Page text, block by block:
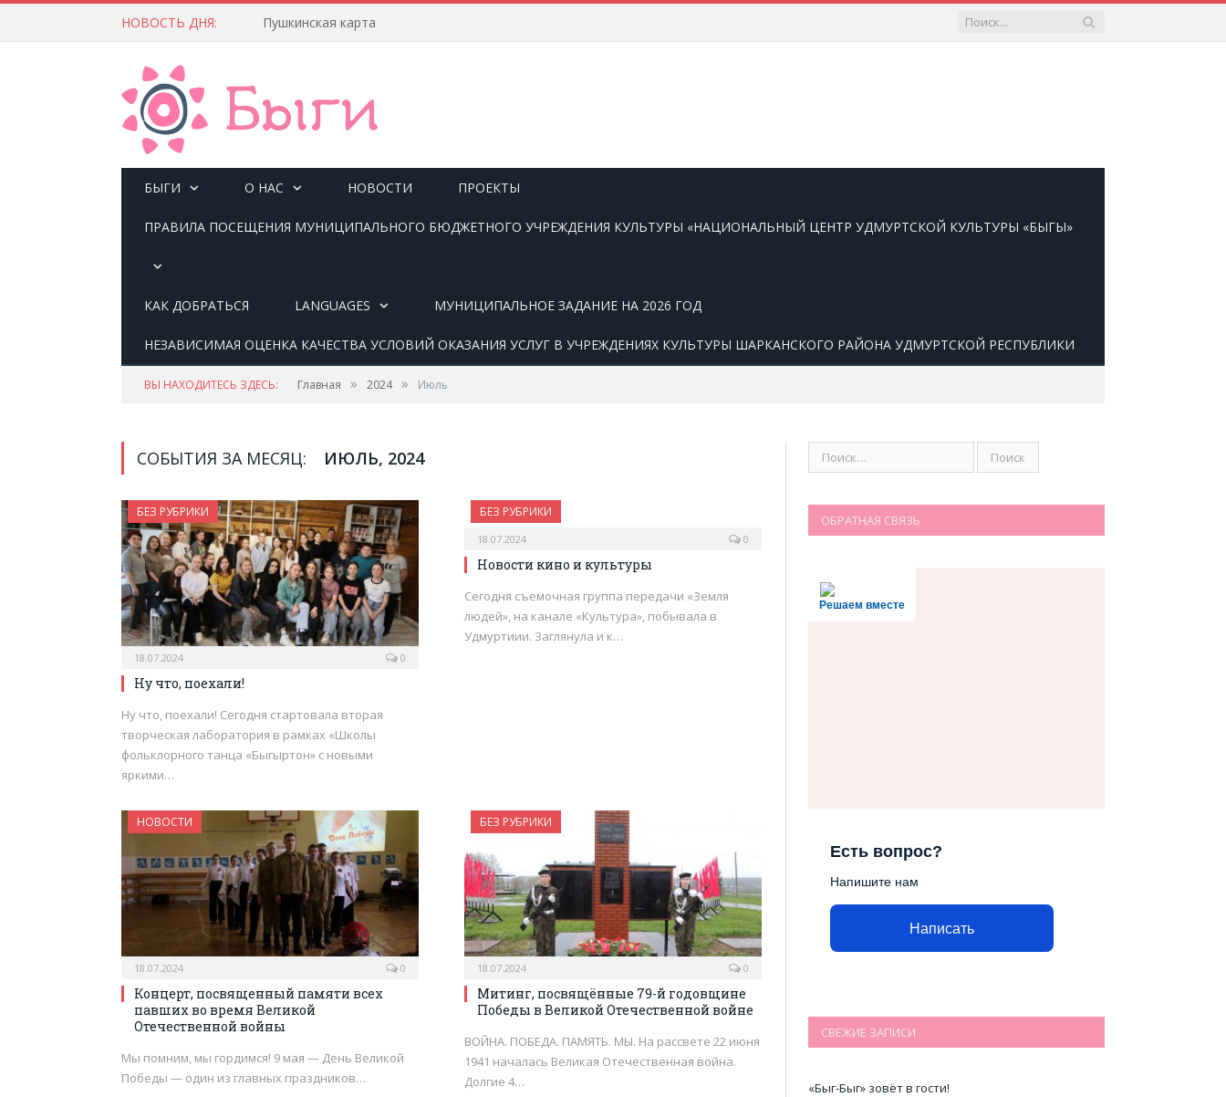
НОВОСТЬ ДНЯ: Пушкинская карта
БЫГИ О НАС НОВОСТИ ПРОЕКТЫ
ПРАВИЛА ПОСЕЩЕНИЯ МУНИЦИПАЛЬНОГО БЮДЖЕТНОГО УЧРЕЖДЕНИЯ КУЛЬТУРЫ «НАЦИОНАЛЬНЫЙ ЦЕНТР УДМУРТСКОЙ КУЛЬТУРЫ «БЫГЫ»
КАК ДОБРАТЬСЯ LANGUAGES МУНИЦИПАЛЬНОЕ ЗАДАНИЕ НА 2026 ГОД
НЕЗАВИСИМАЯ ОЦЕНКА КАЧЕСТВА УСЛОВИЙ ОКАЗАНИЯ УСЛУГ В УЧРЕЖДЕНИЯХ КУЛЬТУРЫ ШАРКАНСКОГО РАЙОНА УДМУРТСКОЙ РЕСПУБЛИКИ
ВЫ НАХОДИТЕСЬ ЗДЕСЬ: Главная » 2024 » Июль
СОБЫТИЯ ЗА МЕСЯЦ: ИЮЛЬ, 2024
БЕЗ РУБРИКИ
18.07.2024 0
Ну что, поехали!
Ну что, поехали! Сегодня стартовала вторая
творческая лаборатория в рамках «Школы
фольклорного танца «Быгыртон» с новыми
яркими…
БЕЗ РУБРИКИ
18.07.2024 0
Новости кино и культуры
Сегодня съемочная группа передачи «Земля
людей», на канале «Культура», побывала в
Удмуртиии. Заглянула и к…
НОВОСТИ
18.07.2024 0
Концерт, посвященный памяти всех
павших во время Великой
Отечественной войны
Мы помним, мы гордимся! 9 мая — День Великой
Победы — один из главных праздников…
БЕЗ РУБРИКИ
18.07.2024 0
Митинг, посвящённые 79-й годовщине
Победы в Великой Отечественной войне
ВОЙНА. ПОБЕДА. ПАМЯТЬ. МЫ. На рассвете 22 июня
1941 началась Великая Отечественная война.
Долгие 4…
ОБРАТНАЯ СВЯЗЬ
Решаем вместе
Есть вопрос?
Напишите нам
Написать
СВЕЖИЕ ЗАПИСИ
«Быг-Быг» зовёт в гости!